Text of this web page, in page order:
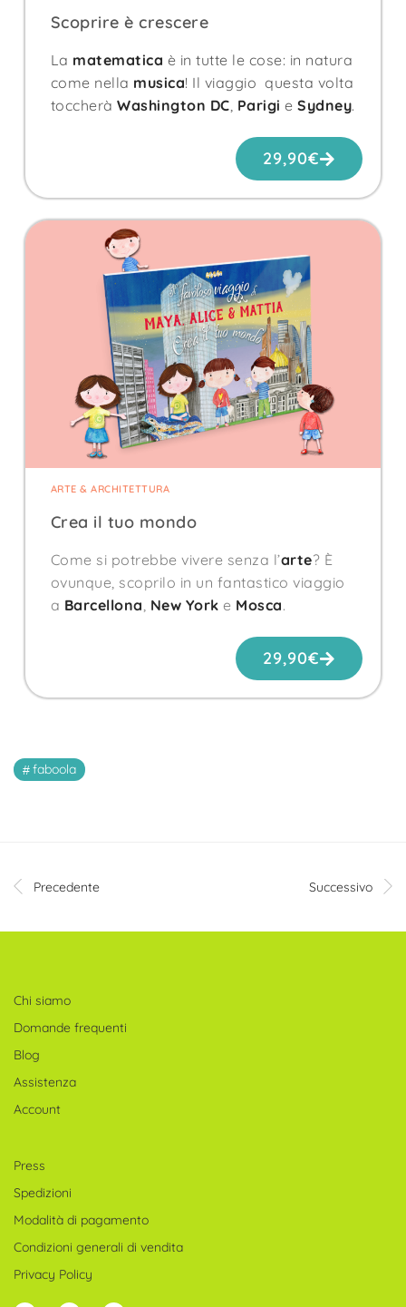
Scoprire è crescere
La matematica è in tutte le cose: in natura
come nella musica! Il viaggio questa volta
toccherà Washington DC Parigi e Sydney.
29,90€
ARTE & ARCHITETTURA
Crea il tuo mondo
Come si potrebbe vivere senza l’arte? È
ovunque, scoprilo in un fantastico viaggio
a Barcellona New York e Mosca.
29,90€
faboola
Precedente Successivo
Chi siamo
Domande frequenti
Blog
Assistenza
Account
Press
Spedizioni
Modalità di pagamento
Condizioni generali di vendita
Privacy Policy